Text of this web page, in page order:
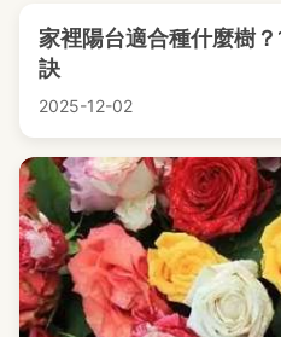
家裡陽台適合種什麼樹
訣
2025-12-02